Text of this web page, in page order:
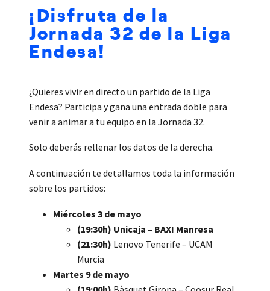
¡Disfruta de la
Jornada 32 de la Liga
Endesa!
¿Quieres vivir en directo un partido de la Liga
Endesa? Participa y gana una entrada doble para
venir a animar a tu equipo en la Jornada 32.
Solo deberás rellenar los datos de la derecha.
A continuación te detallamos toda la información
sobre los partidos:
Miércoles 3 de mayo
(19:30h) Unicaja – BAXI Manresa
(21:30h) Lenovo Tenerife – UCAM
Murcia
Martes 9 de mayo